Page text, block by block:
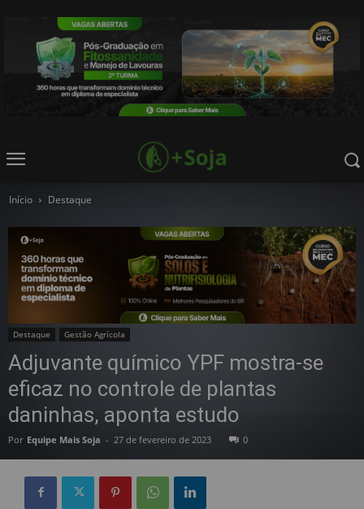
Início Destaque
Destaque Gestão Agrícola
Adjuvante químico YPF mostra-se
eficaz no controle de plantas
daninhas, aponta estudo
Por Equipe Mais Soja - 27 de fevereiro de 2023 0